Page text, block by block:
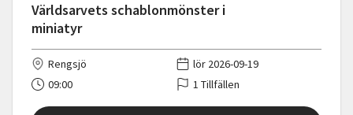
Världsarvets schablonmönster i
miniatyr
Rengsjö
lör 2026-09-19
09:00
1 Tillfällen